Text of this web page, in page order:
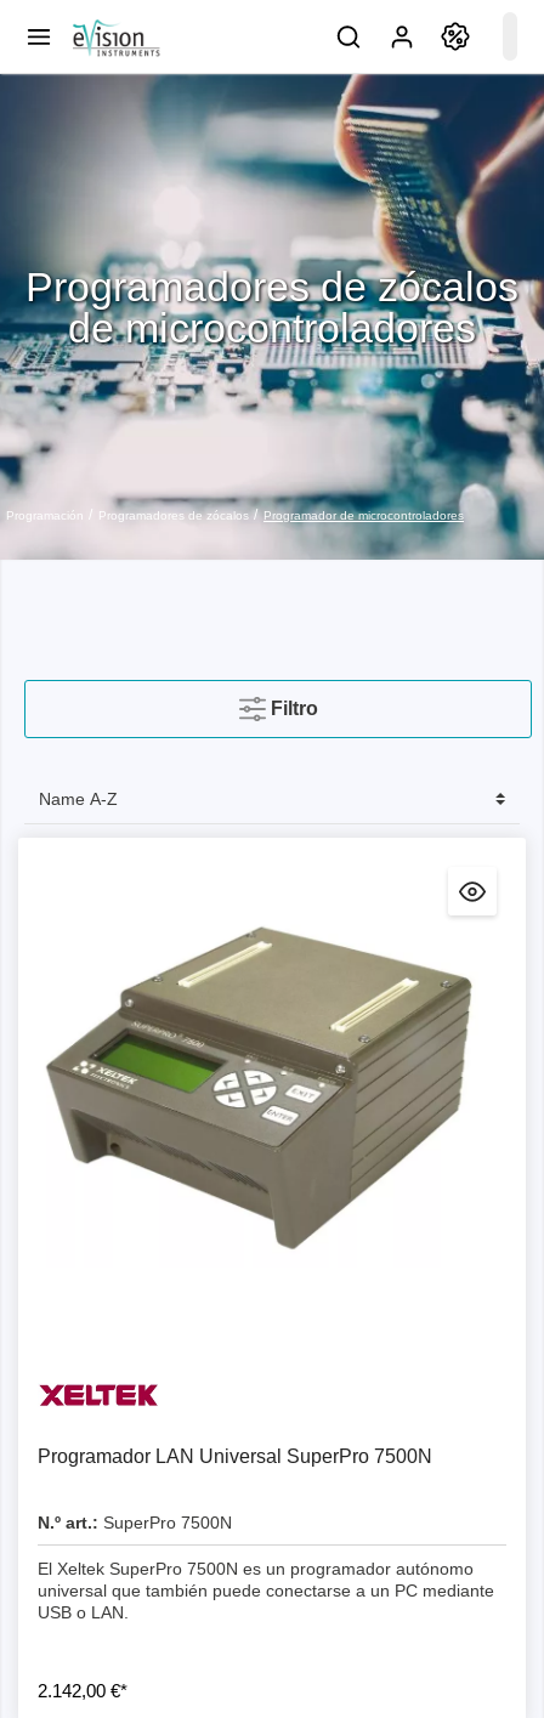
Programación Programadores de zócalos Programador de microcontroladores
Programadores de zócalos
de microcontroladores
Filtro
Programador LAN Universal SuperPro 7500N
N.º art.: SuperPro 7500N
El Xeltek SuperPro 7500N es un programador autónomo
universal que también puede conectarse a un PC mediante
USB o LAN.
2.142,00 €*